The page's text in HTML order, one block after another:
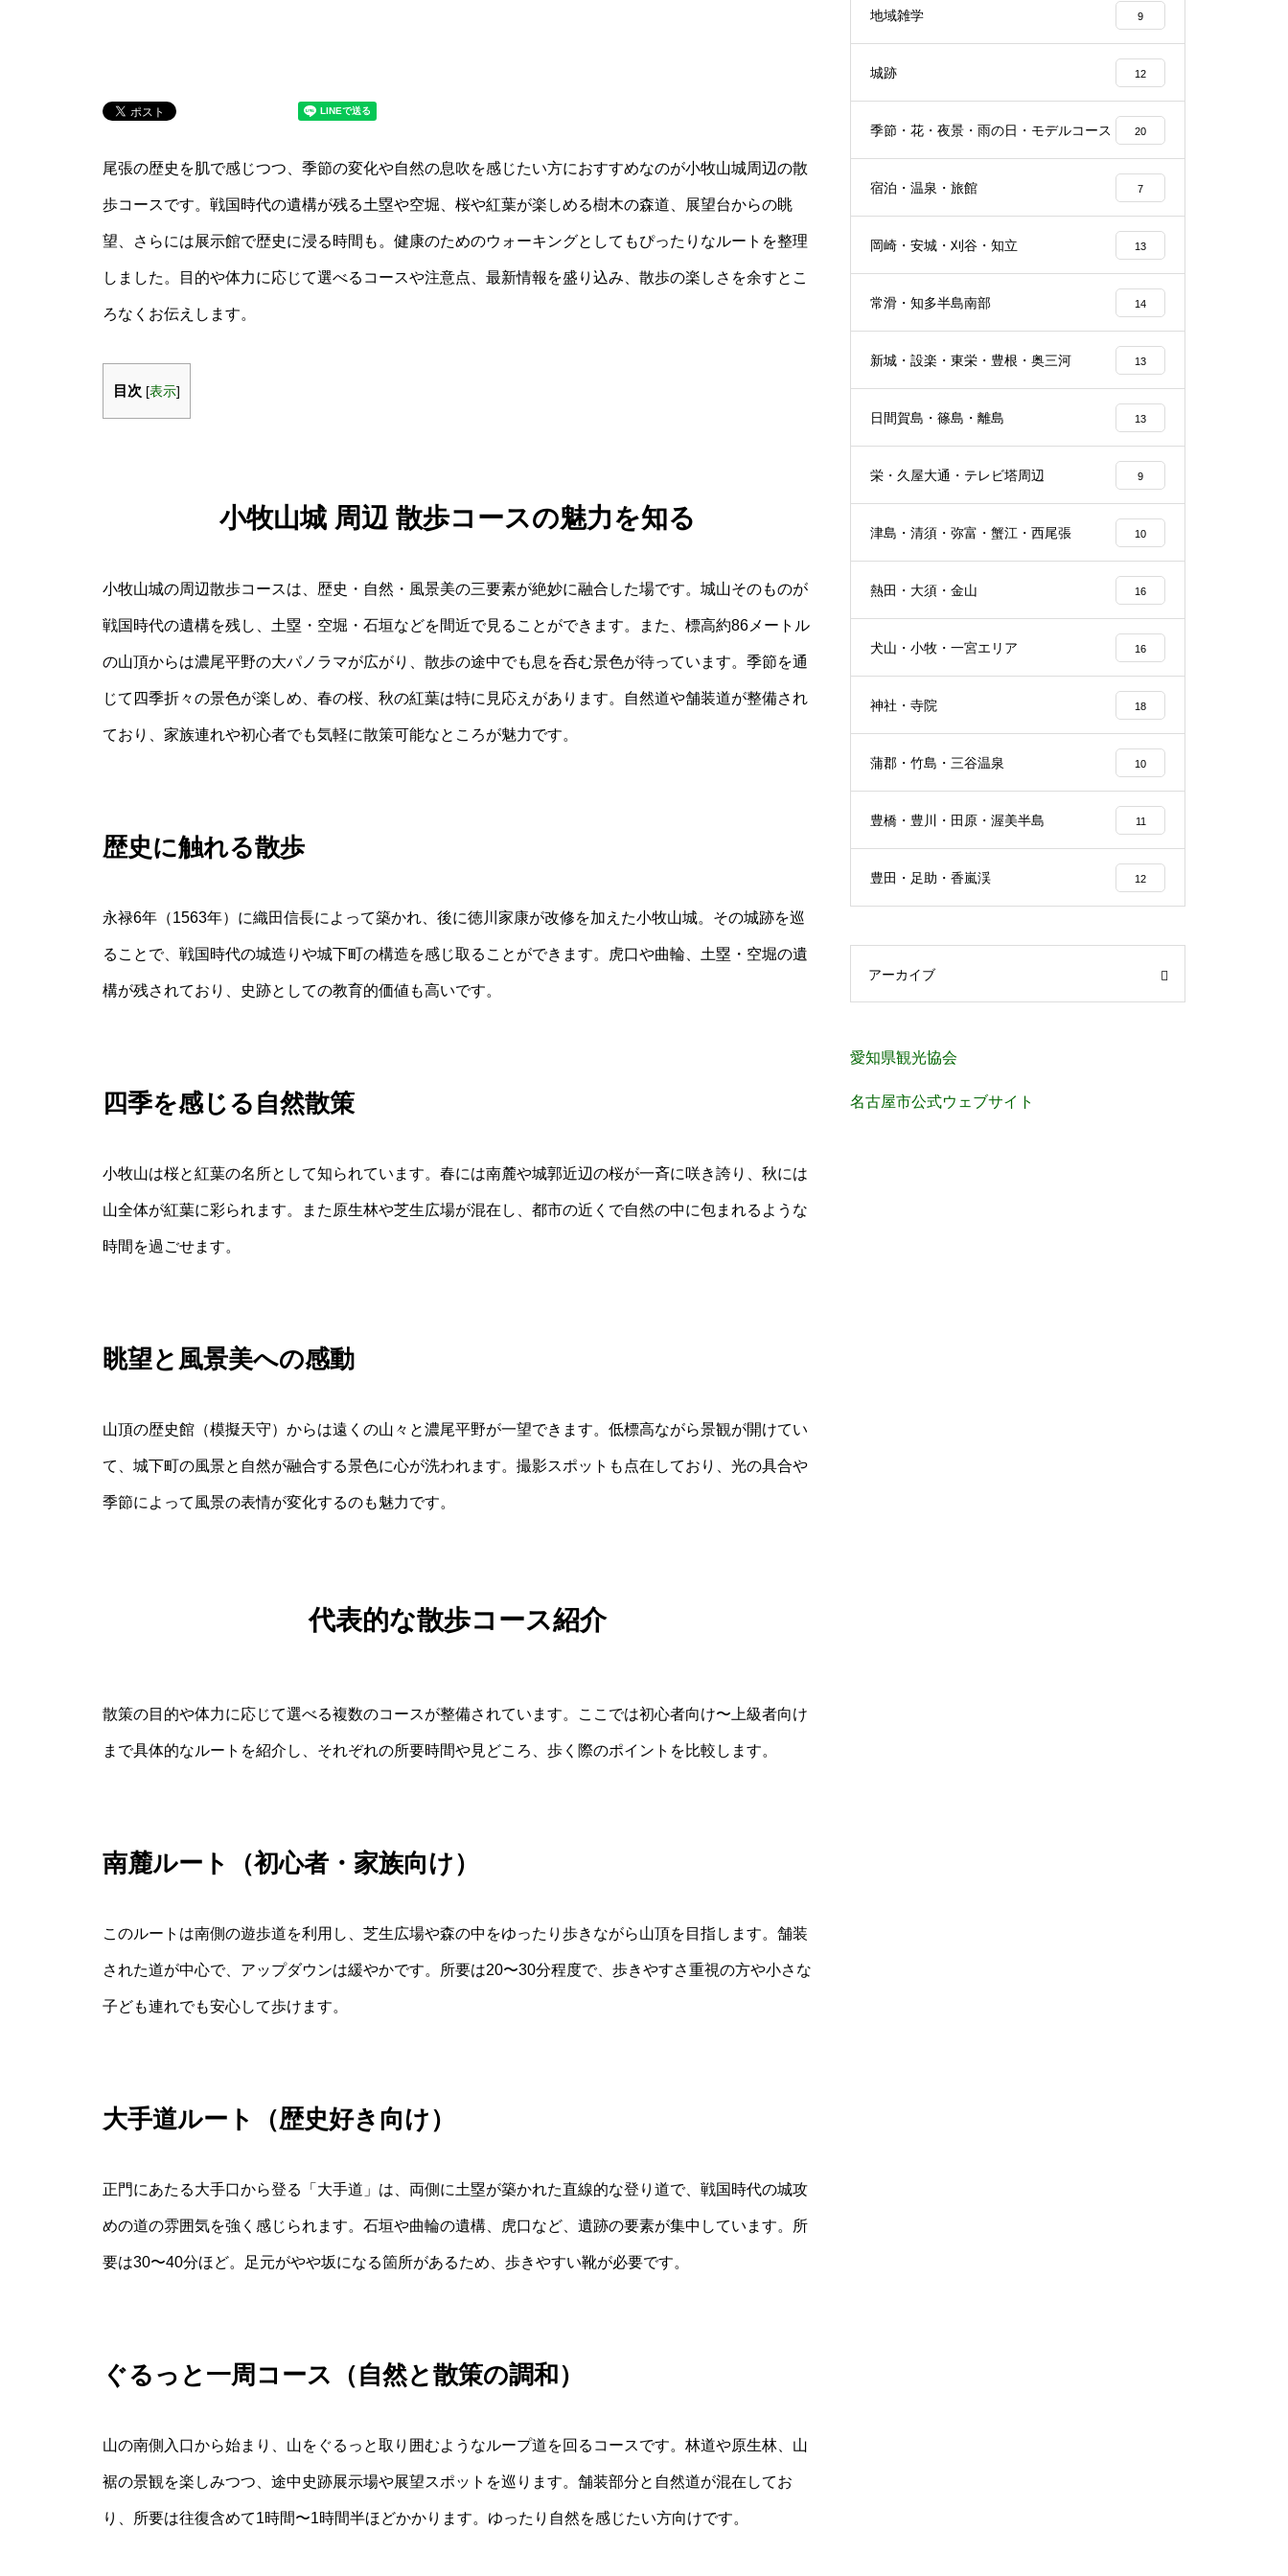
尾張の歴史を肌で感じつつ、季節の変化や自然の息吹を感じたい方におすすめなのが小牧山城周辺の散
歩コースです。戦国時代の遺構が残る土塁や空堀、桜や紅葉が楽しめる樹木の森道、展望台からの眺
望、さらには展示館で歴史に浸る時間も。健康のためのウォーキングとしてもぴったりなルートを整理
しました。目的や体力に応じて選べるコースや注意点、最新情報を盛り込み、散歩の楽しさを余すとこ
ろなくお伝えします。
目次 [表示]
小牧山城 周辺 散歩コースの魅力を知る
小牧山城の周辺散歩コースは、歴史・自然・風景美の三要素が絶妙に融合した場です。城山そのものが
戦国時代の遺構を残し、土塁・空堀・石垣などを間近で見ることができます。また、標高約86メートル
の山頂からは濃尾平野の大パノラマが広がり、散歩の途中でも息を呑む景色が待っています。季節を通
じて四季折々の景色が楽しめ、春の桜、秋の紅葉は特に見応えがあります。自然道や舗装道が整備され
ており、家族連れや初心者でも気軽に散策可能なところが魅力です。
歴史に触れる散歩
永禄6年（1563年）に織田信長によって築かれ、後に徳川家康が改修を加えた小牧山城。その城跡を巡
ることで、戦国時代の城造りや城下町の構造を感じ取ることができます。虎口や曲輪、土塁・空堀の遺
構が残されており、史跡としての教育的価値も高いです。
四季を感じる自然散策
小牧山は桜と紅葉の名所として知られています。春には南麓や城郭近辺の桜が一斉に咲き誇り、秋には
山全体が紅葉に彩られます。また原生林や芝生広場が混在し、都市の近くで自然の中に包まれるような
時間を過ごせます。
眺望と風景美への感動
山頂の歴史館（模擬天守）からは遠くの山々と濃尾平野が一望できます。低標高ながら景観が開けてい
て、城下町の風景と自然が融合する景色に心が洗われます。撮影スポットも点在しており、光の具合や
季節によって風景の表情が変化するのも魅力です。
代表的な散歩コース紹介
散策の目的や体力に応じて選べる複数のコースが整備されています。ここでは初心者向け〜上級者向け
まで具体的なルートを紹介し、それぞれの所要時間や見どころ、歩く際のポイントを比較します。
南麓ルート（初心者・家族向け）
このルートは南側の遊歩道を利用し、芝生広場や森の中をゆったり歩きながら山頂を目指します。舗装
された道が中心で、アップダウンは緩やかです。所要は20〜30分程度で、歩きやすさ重視の方や小さな
子ども連れでも安心して歩けます。
大手道ルート（歴史好き向け）
正門にあたる大手口から登る「大手道」は、両側に土塁が築かれた直線的な登り道で、戦国時代の城攻
めの道の雰囲気を強く感じられます。石垣や曲輪の遺構、虎口など、遺跡の要素が集中しています。所
要は30〜40分ほど。足元がやや坂になる箇所があるため、歩きやすい靴が必要です。
ぐるっと一周コース（自然と散策の調和）
山の南側入口から始まり、山をぐるっと取り囲むようなループ道を回るコースです。林道や原生林、山
裾の景観を楽しみつつ、途中史跡展示場や展望スポットを巡ります。舗装部分と自然道が混在してお
り、所要は往復含めて1時間〜1時間半ほどかかります。ゆったり自然を感じたい方向けです。
地域雑学 9
城跡 12
季節・花・夜景・雨の日・モデルコース 20
宿泊・温泉・旅館 7
岡崎・安城・刈谷・知立 13
常滑・知多半島南部 14
新城・設楽・東栄・豊根・奥三河 13
日間賀島・篠島・離島 13
栄・久屋大通・テレビ塔周辺 9
津島・清須・弥富・蟹江・西尾張 10
熱田・大須・金山 16
犬山・小牧・一宮エリア 16
神社・寺院 18
蒲郡・竹島・三谷温泉 10
豊橋・豊川・田原・渥美半島 11
豊田・足助・香嵐渓 12
アーカイブ
愛知県観光協会
名古屋市公式ウェブサイト